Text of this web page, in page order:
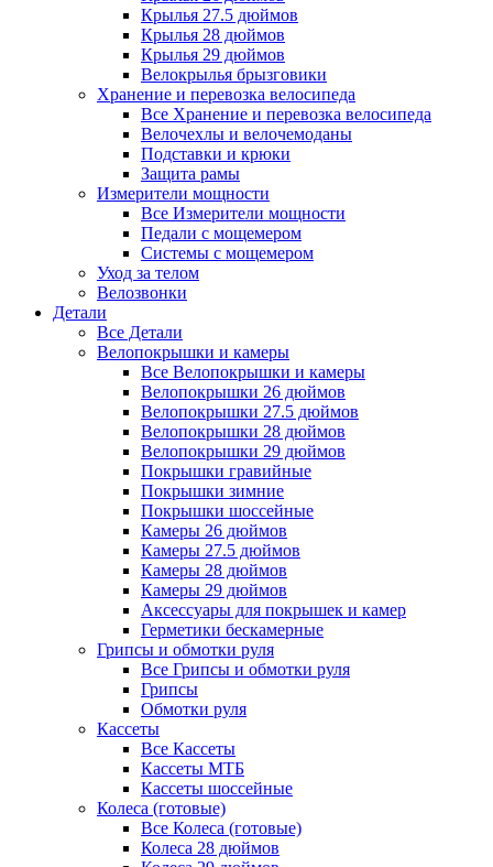
Крылья 27.5 дюймов
Крылья 28 дюймов
Крылья 29 дюймов
Велокрылья брызговики
Хранение и перевозка велосипеда
Все Хранение и перевозка велосипеда
Велочехлы и велочемоданы
Подставки и крюки
Защита рамы
Измерители мощности
Все Измерители мощности
Педали с мощемером
Системы с мощемером
Уход за телом
Велозвонки
Детали
Все Детали
Велопокрышки и камеры
Все Велопокрышки и камеры
Велопокрышки 26 дюймов
Велопокрышки 27.5 дюймов
Велопокрышки 28 дюймов
Велопокрышки 29 дюймов
Покрышки гравийные
Покрышки зимние
Покрышки шоссейные
Камеры 26 дюймов
Камеры 27.5 дюймов
Камеры 28 дюймов
Камеры 29 дюймов
Аксессуары для покрышек и камер
Герметики бескамерные
Грипсы и обмотки руля
Все Грипсы и обмотки руля
Грипсы
Обмотки руля
Кассеты
Все Кассеты
Кассеты МТБ
Кассеты шоссейные
Колеса (готовые)
Все Колеса (готовые)
Колеса 28 дюймов